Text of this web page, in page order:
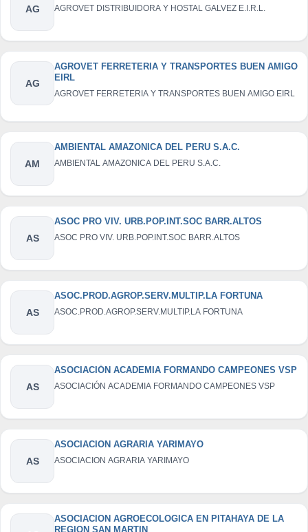
AG AGROVET DISTRIBUIDORA Y HOSTAL GALVEZ E.I.R.L.
AG
AGROVET FERRETERIA Y TRANSPORTES BUEN AMIGO
EIRL
AGROVET FERRETERIA Y TRANSPORTES BUEN AMIGO EIRL
AM
AMBIENTAL AMAZONICA DEL PERU S.A.C.
AMBIENTAL AMAZONICA DEL PERU S.A.C.
AS
ASOC PRO VIV. URB.POP.INT.SOC BARR.ALTOS
ASOC PRO VIV. URB.POP.INT.SOC BARR.ALTOS
AS
ASOC.PROD.AGROP.SERV.MULTIP.LA FORTUNA
ASOC.PROD.AGROP.SERV.MULTIP.LA FORTUNA
AS
ASOCIACIÓN ACADEMIA FORMANDO CAMPEONES VSP
ASOCIACIÓN ACADEMIA FORMANDO CAMPEONES VSP
AS
ASOCIACION AGRARIA YARIMAYO
ASOCIACION AGRARIA YARIMAYO
ASOCIACION AGROECOLOGICA EN PITAHAYA DE LA
REGION SAN MARTIN